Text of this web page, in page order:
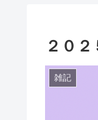
２０
雑記